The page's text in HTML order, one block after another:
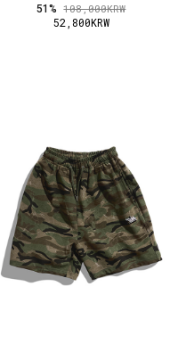
51%108,000KRW
52,800KRW